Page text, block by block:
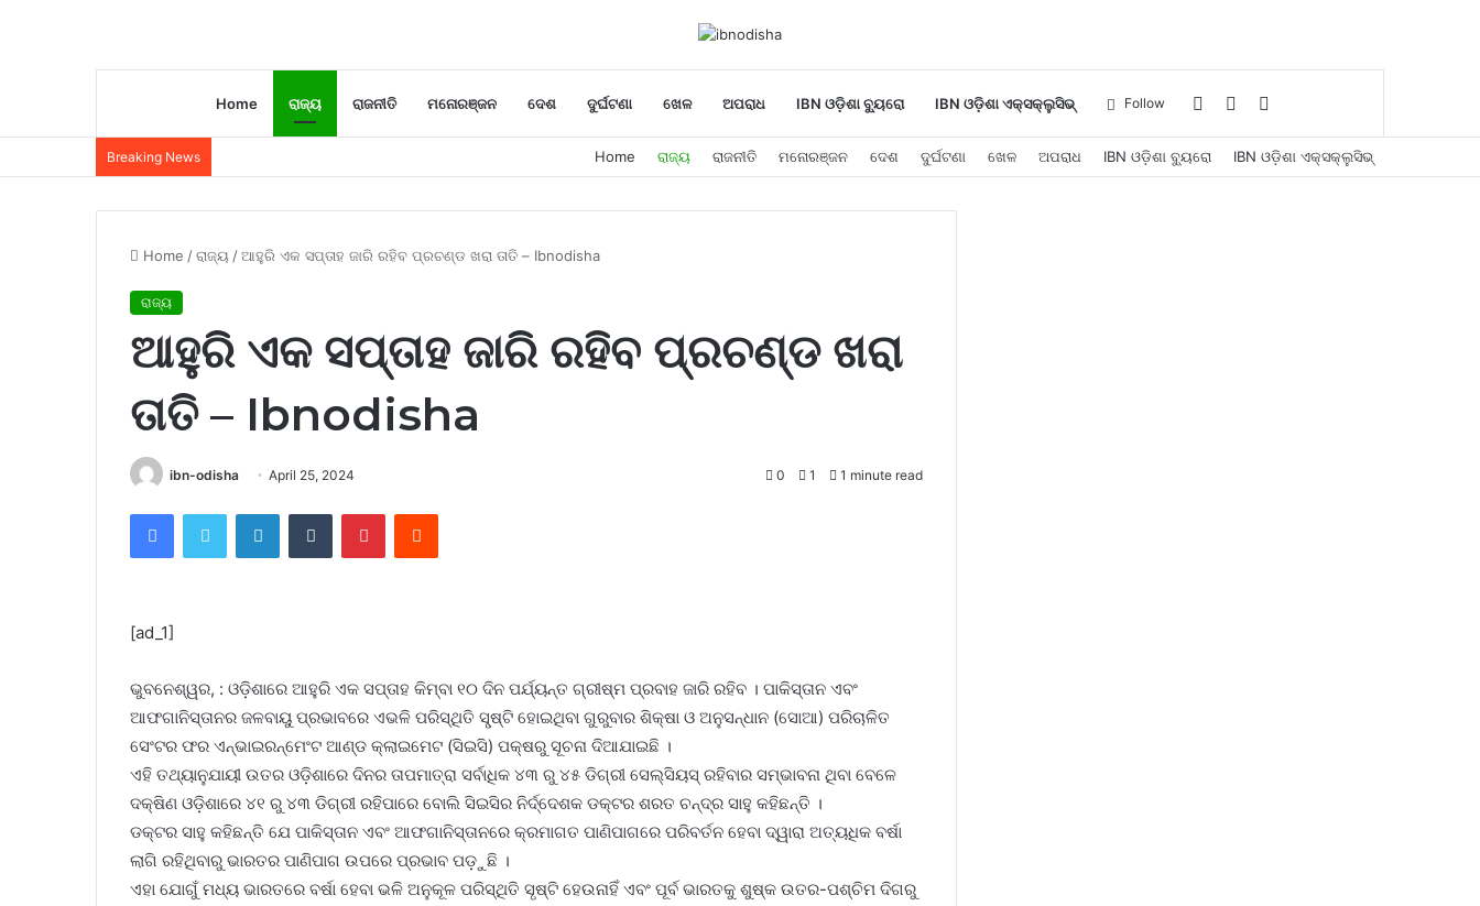
Home ରାଜ୍ୟ ରାଜନୀତି ମନୋରଞ୍ଜନ ଦେଶ ଦୁର୍ଘଟଣା ଖେଳ ଅପରାଧ IBN ଓଡ଼ିଶା ବ୍ୟୁରୋ IBN ଓଡ଼ିଶା ଏକ୍ସକ୍ଲୁସିଭ୍
for
Sidebar
Log
In
Follow
Breaking News Home ରାଜ୍ୟ ରାଜନୀତି ମନୋରଞ୍ଜନ ଦେଶ ଦୁର୍ଘଟଣା ଖେଳ ଅପରାଧ IBN ଓଡ଼ିଶା ବ୍ୟୁରୋ IBN ଓଡ଼ିଶା ଏକ୍ସକ୍ଲୁସିଭ୍
Home /ରାଜ୍ୟ /ଆହୁରି ଏକ ସପ୍ତାହ ଜାରି ରହିବ ପ୍ରଚଣ୍ଡ ଖରା ତାତି – Ibnodisha
ରାଜ୍ୟ
ଆହୁରି ଏକ ସପ୍ତାହ ଜାରି ରହିବ ପ୍ରଚଣ୍ଡ ଖରା
ତାତି – Ibnodisha
ibn-odisha April 25, 2024 0 1 1 minute read
FacebookTwitter LinkedInTumblr PinterestReddit
[ad_1]
ଭୁବନେଶ୍ୱର, : ଓଡ଼ିଶାରେ ଆହୁରି ଏକ ସପ୍ତାହ କିମ୍ବା ୧୦ ଦିନ ପର୍ଯ୍ୟନ୍ତ ଗ୍ରୀଷ୍ମ ପ୍ରବାହ ଜାରି ରହିବ । ପାକିସ୍ତାନ ଏବଂ
ଆଫଗାନିସ୍ତାନର ଜଳବାୟୁ ପ୍ରଭାବରେ ଏଭଳି ପରିସ୍ଥିତି ସୃ୍‌ଷ୍ଟି ହୋଇଥିବା ଗୁରୁବାର ଶିକ୍ଷା ଓ ଅନୁସନ୍ଧାନ (ସୋଆ) ପରିଚାଳିତ
ସେଂଟର ଫର ଏନ୍‌ଭାଇରନ୍‌ମେଂଟ ଆଣ୍ଡ କ୍ଲାଇମେଟ (ସିଇସି) ପକ୍ଷରୁ ସୂଚନା ଦିଆଯାଇଛି ।
ଏହି ତଥ୍ୟାନୁଯାୟୀ ଉତର ଓଡ଼ିଶାରେ ଦିନର ତାପମାତ୍ରା ସର୍ବାଧିକ ୪୩ ରୁ ୪୫ ଡିଗ୍ରୀ ସେଲ୍‌ସିୟସ୍ ରହିବାର ସମ୍ଭାବନା ଥିବା ବେଳେ
ଦକ୍ଷିଣ ଓଡ଼ିଶାରେ ୪୧ ରୁ ୪୩ ଡିଗ୍ରୀ ରହିପାରେ ବୋଲି ସିଇସିର ନିର୍ଦ୍ଦେଶକ ଡକ୍ଟର ଶରତ ଚନ୍ଦ୍ର ସାହୁ କହିଛନ୍ତି ।
ଡକ୍ଟର ସାହୁ କହିଛନ୍ତି ଯେ ପାକିସ୍ତାନ ଏବଂ ଆଫଗାନିସ୍ତାନରେ କ୍ରମାଗତ ପାଣିପାଗରେ ପରିବର୍ତନ ହେବା ଦ୍ୱାରା ଅତ୍ୟଧିକ ବର୍ଷା
ଲାଗି ରହିଥିବାରୁ ଭାରତର ପାଣିପାଗ ଉପରେ ପ୍ରଭାବ ପଡ଼ୁଛି ।
ଏହା ଯୋଗୁଁ ମଧ୍ୟ ଭାରତରେ ବର୍ଷା ହେବା ଭଳି ଅନୁକୂଳ ପରିସ୍ଥିତି ସୃଷ୍ଟି ହେଉନାହିଁ ଏବଂ ପୂର୍ବ ଭାରତକୁ ଶୁଷ୍କ ଉତର-ପଶ୍ଚିମ ଦିଗରୁ